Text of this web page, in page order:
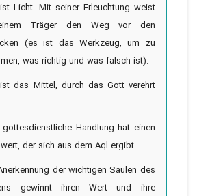
Licht. Mit seiner Erleuchtung weist
Träger den Weg vor den
(es ist das Werkzeug, um zu
was richtig und was falsch ist).
das Mittel, durch das Gott verehrt
Handlung hat einen
der sich aus dem Aql ergibt.
der wichtigen Säulen des
gewinnt ihren Wert und ihre